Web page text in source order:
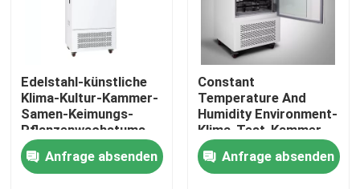
Produkte
Labortrockenerer Ofen
Industrieller Trockenofen
Edelstahl-künstliche
Klima-Kultur-Kammer-
Samen-Keimungs-
Pflanzenwachstums-
Kammer
Anfrage absenden
Constant
Temperature And
Humidity Environment-
Klima-Test-Kammer
mit Beleuchtung 800L
Anfrage absenden